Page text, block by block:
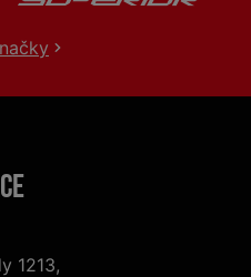
1213,